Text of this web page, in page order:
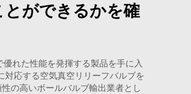
ができるかを確
れた性能を発揮する製品を手に入
対応する空気真空リリーフバルブを
の高いボールバルブ輸出業者とし